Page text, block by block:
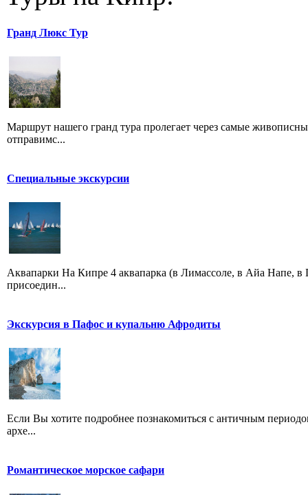
Гранд Люкс Тур
Маршрут нашего гранд тура пролегает через самые
отправимс...
Специальные экскурсии
Аквапарки На Кипре 4 аквапарка (в Лимассоле, в Айа Напе,
присоедин...
Экскурсия в Пафос и купальню Афродиты
Если Вы хотите подробнее познакомиться с античным
архе...
Романтическое морское сафари